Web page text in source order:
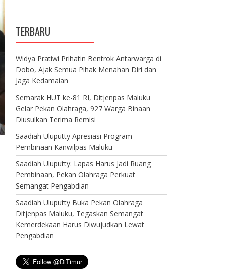
TERBARU
Widya Pratiwi Prihatin Bentrok Antarwarga di
Dobo, Ajak Semua Pihak Menahan Diri dan
Jaga Kedamaian
Semarak HUT ke-81 RI, Ditjenpas Maluku
Gelar Pekan Olahraga, 927 Warga Binaan
Diusulkan Terima Remisi
Saadiah Uluputty Apresiasi Program
Pembinaan Kanwilpas Maluku
Saadiah Uluputty: Lapas Harus Jadi Ruang
Pembinaan, Pekan Olahraga Perkuat
Semangat Pengabdian
Saadiah Uluputty Buka Pekan Olahraga
Ditjenpas Maluku, Tegaskan Semangat
Kemerdekaan Harus Diwujudkan Lewat
Pengabdian